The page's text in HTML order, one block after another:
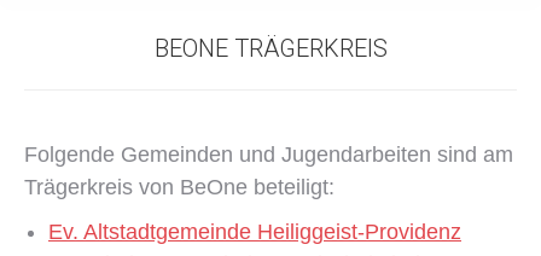
BEONE TRÄGERKREIS
Folgende Gemeinden und Jugendarbeiten sind am
Trägerkreis von BeOne beteiligt:
Ev. Altstadtgemeinde Heiliggeist-Providenz